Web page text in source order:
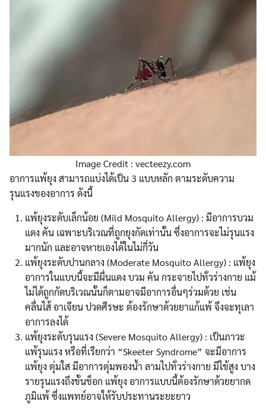
Image Credit : vecteezy.com
อาการแพ้ยุง สามารถแบ่งได้เป็น 3 แบบหลัก ตามระดับความ
รุนแรงของอาการ ดังนี้
แพ้ยุงระดับเล็กน้อย (Mild Mosquito Allergy) : มีอาการบวม
แดง คัน เฉพาะบริเวณที่ถูกยุงกัดเท่านั้น ซึ่งอาการจะไม่รุนแรง
มากนัก และอาจหายเองได้ในไม่กี่วัน
แพ้ยุงระดับปานกลาง (Moderate Mosquito Allergy) : แพ้ยุง
อาการในแบบนี้จะมีผื่นแดง บวม คัน กระจายไปทั่วร่างกาย แม้
ไม่ได้ถูกกัดบริเวณนั้นก็ตามอาจมีอาการอื่นๆร่วมด้วย เช่น
คลื่นไส้ อาเจียน ปวดศีรษะ ต้องรักษาด้วยยาแก้แพ้ จึงจะทุเลา
อาการลงได้
แพ้ยุงระดับรุนแรง (Severe Mosquito Allergy) : เป็นภาวะ
แพ้รุนแรง หรือที่เรียกว่า “Skeeter Syndrome” จะมีอาการ
แพ้ยุง ตุ่มใส มีอาการตุ่มพองน้ำ ลามไปทั่วร่างกาย มีไข้สูง บาง
รายรุนแรงถึงขั้นช็อก แพ้ยุง อาการแบบนี้ต้องรักษาด้วยยากด
ภูมิแพ้ ซึ่งแพทย์อาจให้รับประทานระยะยาว